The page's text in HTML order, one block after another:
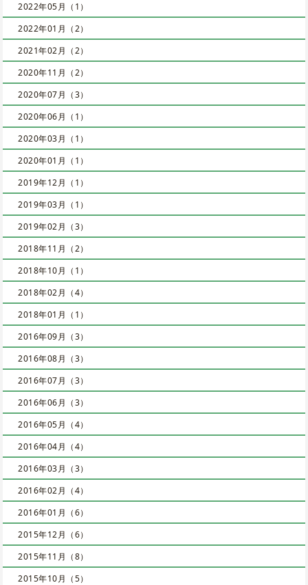
2022年05月（1）
2022年01月（2）
2021年02月（2）
2020年11月（2）
2020年07月（3）
2020年06月（1）
2020年03月（1）
2020年01月（1）
2019年12月（1）
2019年03月（1）
2019年02月（3）
2018年11月（2）
2018年10月（1）
2018年02月（4）
2018年01月（1）
2016年09月（3）
2016年08月（3）
2016年07月（3）
2016年06月（3）
2016年05月（4）
2016年04月（4）
2016年03月（3）
2016年02月（4）
2016年01月（6）
2015年12月（6）
2015年11月（8）
2015年10月（5）